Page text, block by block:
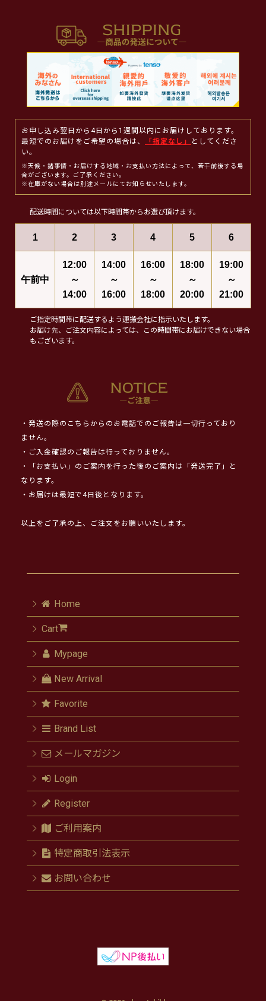
お申し込み翌日から4日から1週間以内にお届けしております。
最短でのお届けをご希望の場合は、
「指定なし」
としてくださ
い。
※天候・諸事情・お届けする地域・お支払い方法によって、若干前後する場
合がございます。ご了承ください。
※在庫がない場合は別途メールにてお知らせいたします。
配送時間については以下時間帯からお選び頂けます。
1 2 3 4 5 6
午前中
12:00
～
14:00
14:00
～
16:00
16:00
～
18:00
18:00
～
20:00
19:00
～
21:00
ご指定時間帯に配送するよう運搬会社に指示いたします。
お届け先、ご注文内容によっては、この時間帯にお届けできない場合
もございます。
・発送の際のこちらからのお電話でのご報告は一切行っており
ません。
・ご入金確認のご報告は行っておりません。
・「お支払い」のご案内を行った後のご案内は「発送完了」と
なります。
・お届けは最短で4日後となります。
以上をご了承の上、ご注文をお願いいたします。
Home
Cart
Mypage
New Arrival
Favorite
Brand List
メールマガジン
Login
Register
ご利用案内
特定商取引法表示
お問い合わせ